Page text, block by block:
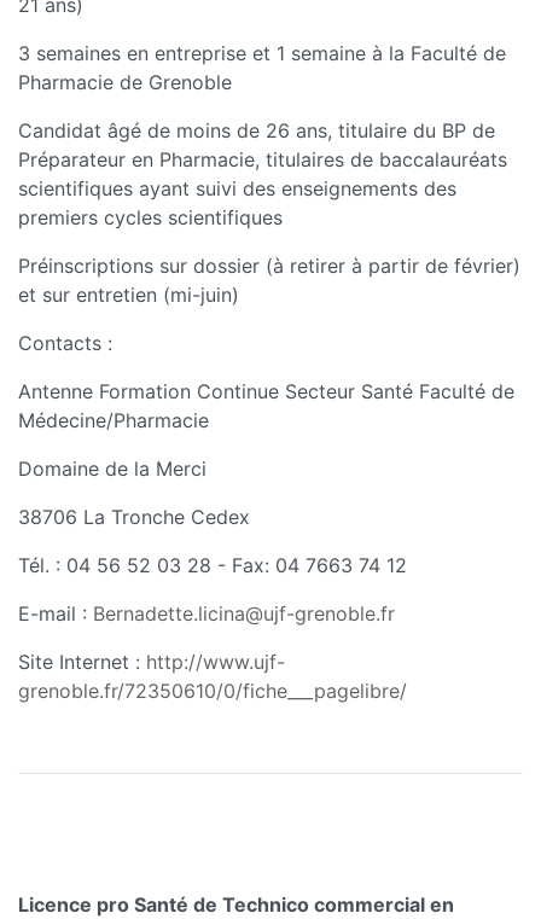
21 ans)
3 semaines en entreprise et 1 semaine à la Faculté de
Pharmacie de Grenoble
Candidat âgé de moins de 26 ans, titulaire du BP de
Préparateur en Pharmacie, titulaires de baccalauréats
scientifiques ayant suivi des enseignements des
premiers cycles scientifiques
Préinscriptions sur dossier (à retirer à partir de février)
et sur entretien (mi-juin)
Contacts :
Antenne Formation Continue Secteur Santé Faculté de
Médecine/Pharmacie
Domaine de la Merci
38706 La Tronche Cedex
Tél. : 04 56 52 03 28 - Fax: 04 7663 74 12
E-mail : Bernadette.licina@ujf-grenoble.fr
Site Internet : http://www.ujf-
grenoble.fr/72350610/0/fiche___pagelibre/
Licence pro Santé de Technico commercial en